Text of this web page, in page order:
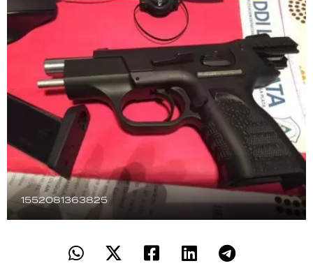
1552081363825
TECNOLOGÍA
RECETAS
PALABRAS
HORÓSCOPO
Seguinos